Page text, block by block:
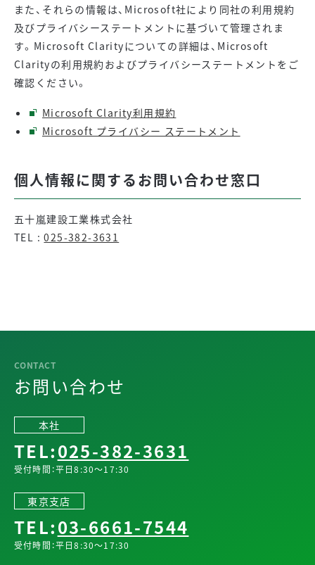
また、それらの情報は、Microsoft社により同社の利用規約
及びプライバシーステートメントに基づいて管理されま
す。Microsoft Clarityについての詳細は、Microsoft
Clarityの利用規約およびプライバシーステートメントをご
確認ください。
Microsoft Clarity利用規約
Microsoft プライバシー ステートメント
個人情報に関するお問い合わせ窓口
五十嵐建設工業株式会社
TEL :025-382-3631
お問い合わせ
本社
TEL:025-382-3631
受付時間：平日8:30～17:30
東京支店
TEL:03-6661-7544
受付時間：平日8:30～17:30